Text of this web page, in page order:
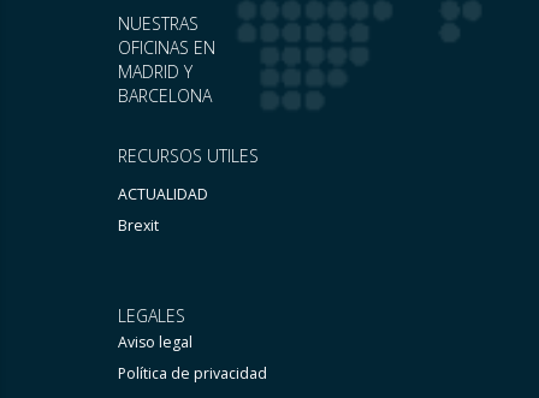
RECURSOS UTILES
ACTUALIDAD
Brexit
NUESTRAS
OFICINAS EN
MADRID Y
BARCELONA
LEGALES
Aviso legal
Política de privacidad